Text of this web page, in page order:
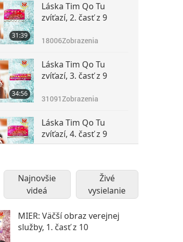
31:39
Láska Tim Qo Tu
zvíťazí, 2. časť z 9
18006Zobrazenia
34:56
Láska Tim Qo Tu
zvíťazí, 3. časť z 9
31091Zobrazenia
Láska Tim Qo Tu
zvíťazí, 4. časť z 9
Láska Tim Qo Tu
zvíťazí, 5. časť z 9
12820Zobrazenia
Najnovšie
videá
Živé
vysielanie
MIER: Väčší obraz verejnej
služby, 1. časť z 10